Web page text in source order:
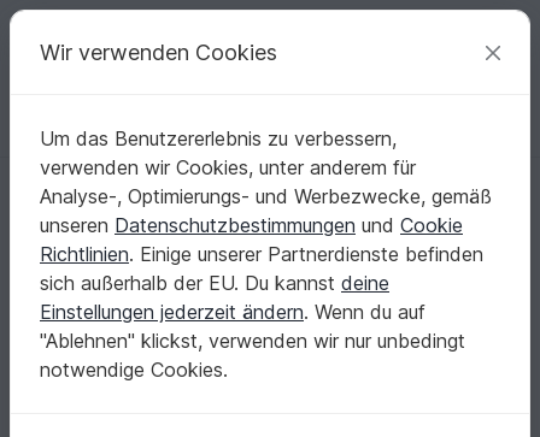
Deine kreativen Ideen
Deutsch | € (EUR) einloggen Kostenlos registrieren
Startseite Häkeln Tücher Dreieckstücher
Mad Maxima - Häkelanleitung flaches Dreieckstuch
Mad Maxima - Häkelanleitung flaches
Dreieckstuch
Wir verwenden Cookies
Um das Benutzererlebnis zu verbessern,
verwenden wir Cookies, unter anderem für
Analyse-, Optimierungs- und Werbezwecke, gemäß
unseren Datenschutzbestimmungen und Cookie
Richtlinien. Einige unserer Partnerdienste befinden
sich außerhalb der EU. Du kannst deine
Einstellungen jederzeit ändern. Wenn du auf
"Ablehnen" klickst, verwenden wir nur unbedingt
notwendige Cookies.